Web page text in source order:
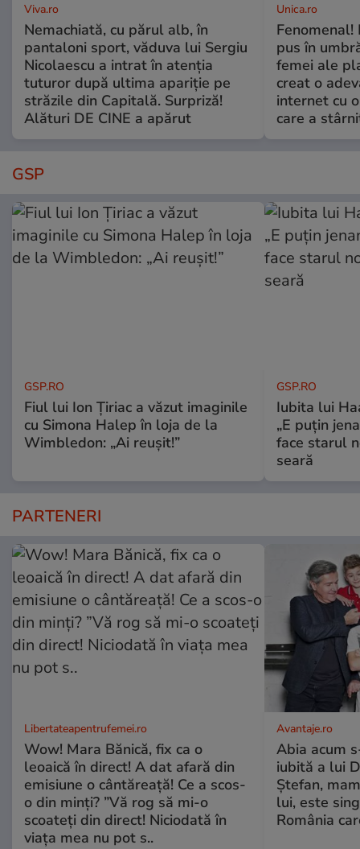
Viva.ro
Nemachiată, cu părul alb, în
pantaloni sport, văduva lui Sergiu
Nicolaescu a intrat în atenția
tuturor după ultima apariție pe
străzile din Capitală. Surpriză!
Alături DE CINE a apărut
Unica.ro
pus în
femei ale
creat o
internet cu
care a
GSP
GSP.RO
Fiul lui Ion Țiriac a văzut imaginile
cu Simona Halep în loja de la
Wimbledon: „Ai reușit!”
GSP.RO
Iubita lui
„E puțin
face starul
seară
PARTENERI
Libertateapentrufemei.ro
Wow! Mara Bănică, fix ca o
leoaică în direct! A dat afară din
emisiune o cântăreață! Ce a scos-
o din minți? ”Vă rog să mi-o
scoateți din direct! Niciodată în
viața mea nu pot s..
Avantaje.ro
Abia acum
iubită a lui
Ștefan,
lui, este
România